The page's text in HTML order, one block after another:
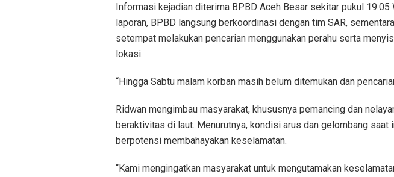
Informasi kejadian diterima BPBD Aceh Besar sekitar pukul 19.05
laporan, BPBD langsung berkoordinasi dengan tim SAR,
setempat melakukan pencarian menggunakan perahu serta
lokasi.
“Hingga Sabtu malam korban masih belum ditemukan dan
Ridwan mengimbau masyarakat, khususnya pemancing dan
beraktivitas di laut. Menurutnya, kondisi arus dan gelombang saat
berpotensi membahayakan keselamatan.
“Kami mengingatkan masyarakat untuk mengutamakan